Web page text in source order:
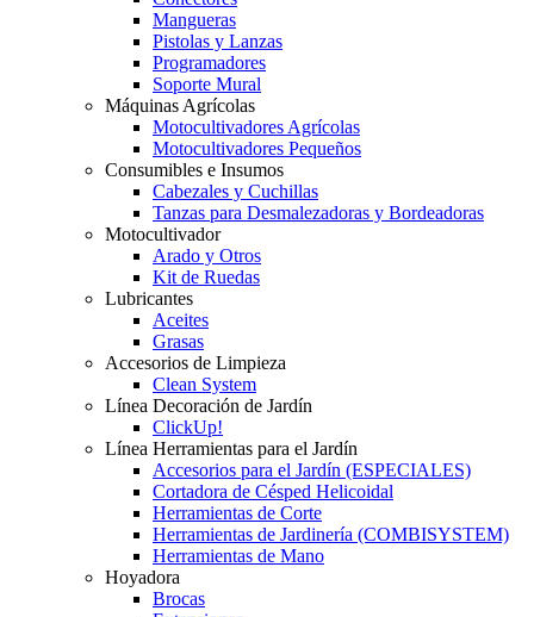
Mangueras
Pistolas y Lanzas
Programadores
Soporte Mural
Máquinas Agrícolas
Motocultivadores Agrícolas
Motocultivadores Pequeños
Consumibles e Insumos
Cabezales y Cuchillas
Tanzas para Desmalezadoras y Bordeadoras
Motocultivador
Arado y Otros
Kit de Ruedas
Lubricantes
Aceites
Grasas
Accesorios de Limpieza
Clean System
Línea Decoración de Jardín
ClickUp!
Línea Herramientas para el Jardín
Accesorios para el Jardín (ESPECIALES)
Cortadora de Césped Helicoidal
Herramientas de Corte
Herramientas de Jardinería (COMBISYSTEM)
Herramientas de Mano
Hoyadora
Brocas